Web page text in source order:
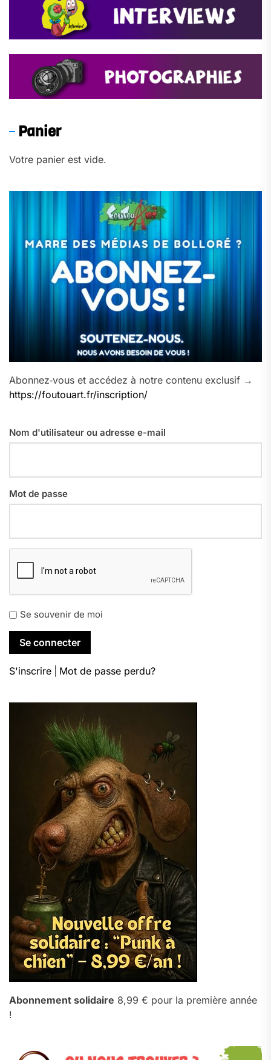
Panier
Votre panier est vide.
Abonnez‑vous et accédez à notre contenu exclusif →
https://foutouart.fr/inscription/
Nom d'utilisateur ou adresse e-mail
Mot de passe
Se souvenir de moi
S'inscrire Mot de passe perdu?
Abonnement solidaire 8,99 € pour la première année
!